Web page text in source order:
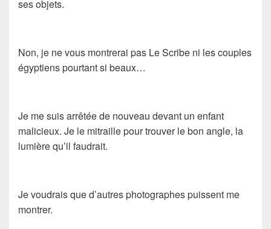
ses objets.
Non, je ne vous montrerai pas Le Scribe ni les couples
égyptiens pourtant si beaux…
Je me suis arrêtée de nouveau devant un enfant
malicieux. Je le mitraille pour trouver le bon angle, la
lumière qu’il faudrait.
Je voudrais que d’autres photographes puissent me
montrer.